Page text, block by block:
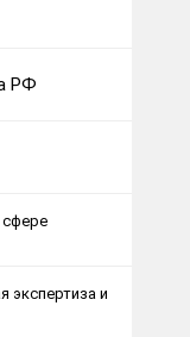
РФ
экспертиза и